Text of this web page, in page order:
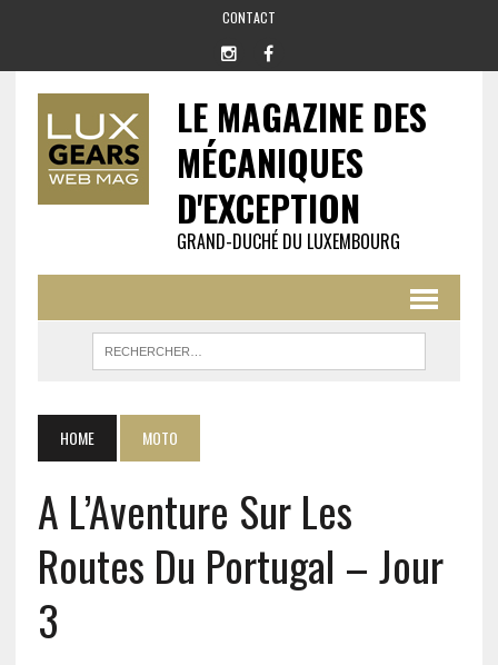
CONTACT
LE MAGAZINE DES
MÉCANIQUES
D'EXCEPTION
GRAND-DUCHÉ DU LUXEMBOURG
HOME MOTO
A L’Aventure Sur Les
Routes Du Portugal – Jour
3